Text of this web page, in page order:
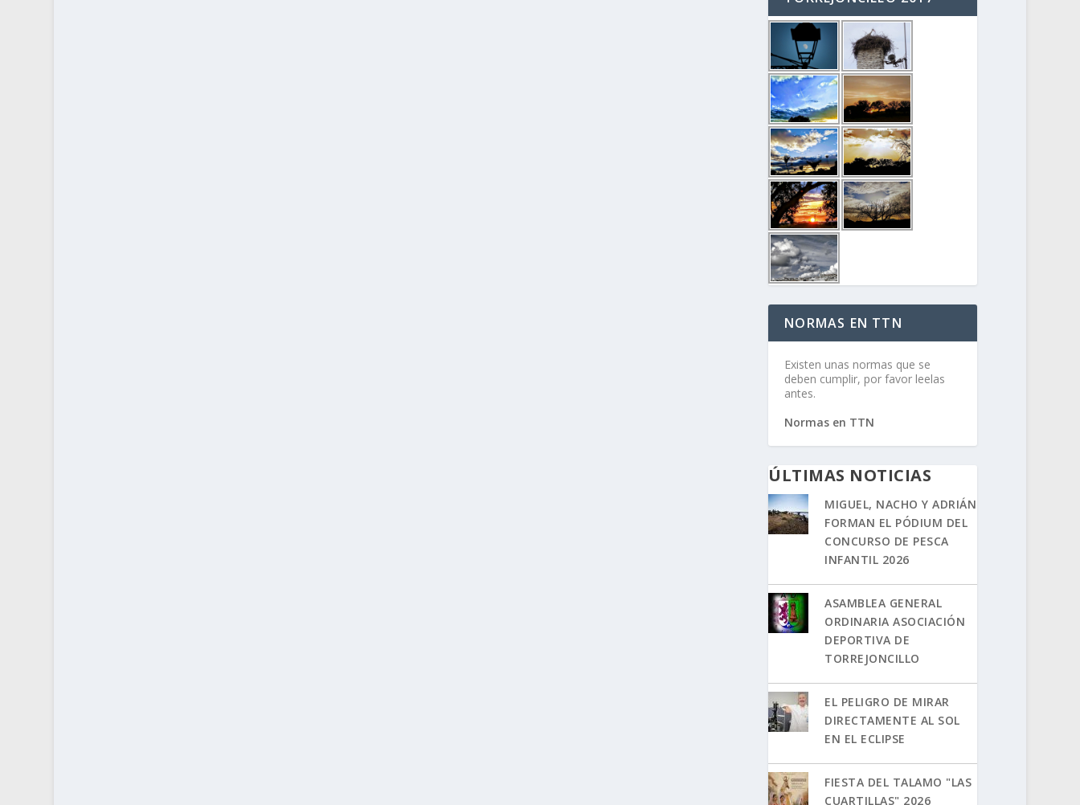
NORMAS EN TTN
Existen unas normas que se
deben cumplir, por favor leelas
antes.
Normas en TTN
ÚLTIMAS NOTICIAS
MIGUEL, NACHO Y ADRIÁN
FORMAN EL PÓDIUM DEL
CONCURSO DE PESCA
INFANTIL 2026
ASAMBLEA GENERAL
ORDINARIA ASOCIACIÓN
DEPORTIVA DE
TORREJONCILLO
EL PELIGRO DE MIRAR
DIRECTAMENTE AL SOL
EN EL ECLIPSE
FIESTA DEL TALAMO "LAS
CUARTILLAS" 2026